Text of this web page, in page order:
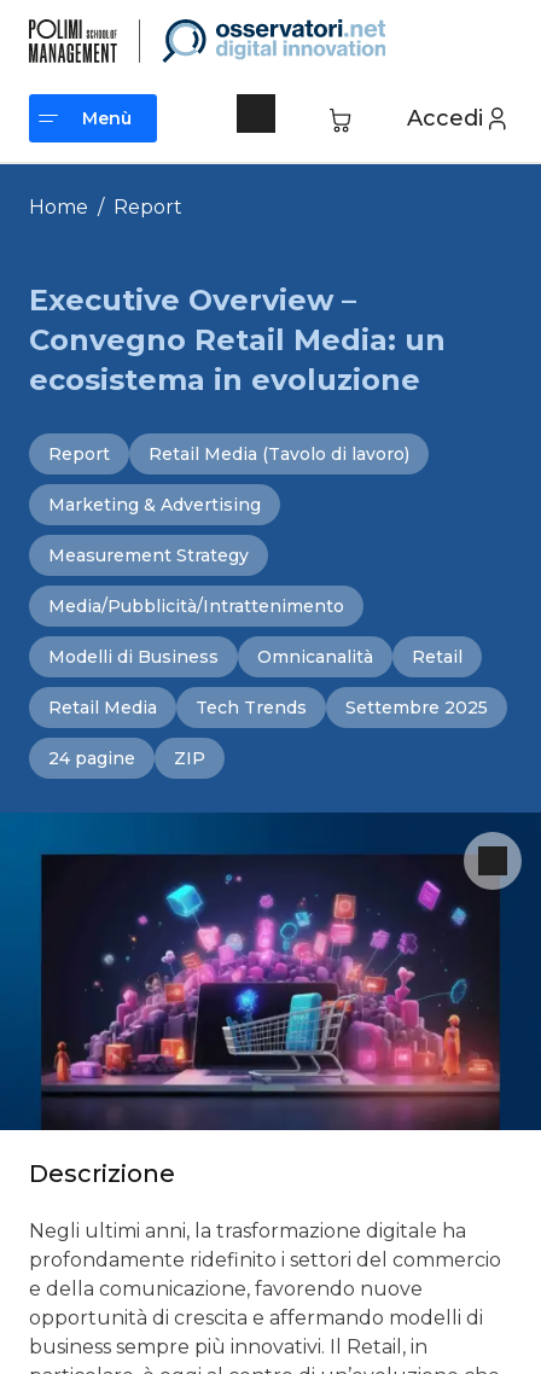
contenuto
Accedi
Menù
Menù
Home / Report
Executive Overview –
Convegno Retail Media: un
ecosistema in evoluzione
Report Retail Media (Tavolo di lavoro)
Marketing & Advertising
Measurement Strategy
Media/Pubblicità/Intrattenimento
Modelli di Business Omnicanalità Retail
Retail Media Tech Trends Settembre 2025
24 pagine ZIP
Descrizione
Negli ultimi anni, la trasformazione digitale ha
profondamente ridefinito i settori del commercio
e della comunicazione, favorendo nuove
opportunità di crescita e affermando modelli di
business sempre più innovativi. Il Retail, in